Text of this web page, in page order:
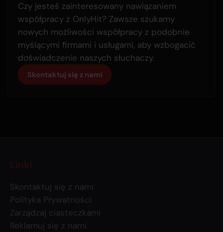
Czy jesteś zainteresowany nawiązaniem
współpracy z OnlyHit? Zawsze szukamy
nowych możliwości współpracy z podobnie
myślącymi firmami i usługami, aby wzbogacić
doświadczenie naszych słuchaczy.
Skontaktuj się z nami
Linki
Skontaktuj się z nami
Polityka Prywatności
Zarządzaj ciasteczkami
Reklamuj się z nami